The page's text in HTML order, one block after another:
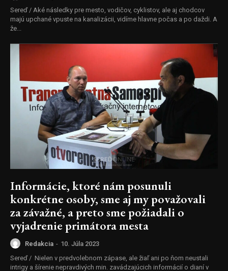
Sereď / Aké následky pre mesto, vodičov, cyklistov, ale aj chodcov
majú upchané vpuste na kanalizácii, vidíme hlavne počas a po daždi. A
že...
Informácie, ktoré nám posunuli
konkrétne osoby, sme aj my považovali
za závažné, a preto sme požiadali o
vyjadrenie primátora mesta
Redakcia - 10. Júla 2023
Sereď / Nielen v predvolebnom zápase, ale žiaľ ani po ňom neustali
intrigy a šírenie nepravdivých min. zavádzajúcich informácií o dianí v